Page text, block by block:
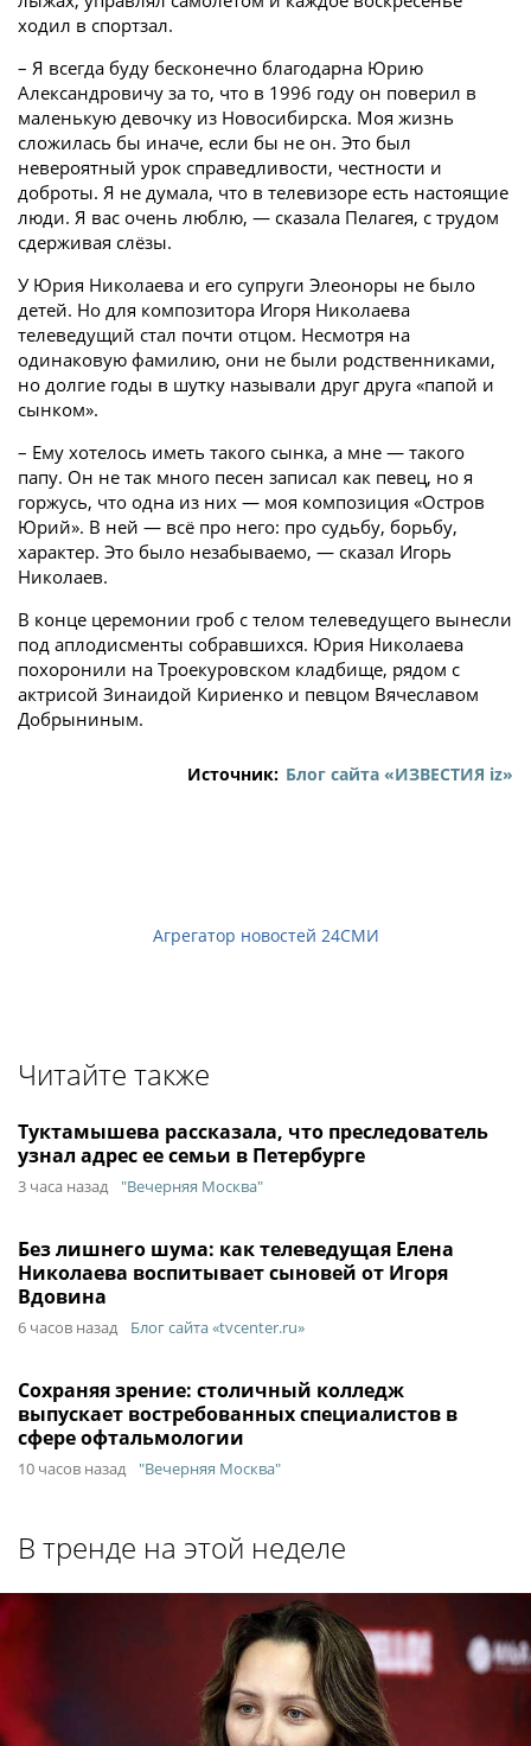
ходил в спортзал.
– Я всегда буду бесконечно благодарна Юрию
Александровичу за то, что в 1996 году он поверил в
маленькую девочку из Новосибирска. Моя жизнь
сложилась бы иначе, если бы не он. Это был
невероятный урок справедливости, честности и
доброты. Я не думала, что в телевизоре есть настоящие
люди. Я вас очень люблю, — сказала Пелагея, с трудом
сдерживая слёзы.
У Юрия Николаева и его супруги Элеоноры не было
детей. Но для композитора Игоря Николаева
телеведущий стал почти отцом. Несмотря на
одинаковую фамилию, они не были родственниками,
но долгие годы в шутку называли друг друга «папой и
сынком».
– Ему хотелось иметь такого сынка, а мне — такого
папу. Он не так много песен записал как певец, но я
горжусь, что одна из них — моя композиция «Остров
Юрий». В ней — всё про него: про судьбу, борьбу,
характер. Это было незабываемо, — сказал Игорь
Николаев.
В конце церемонии гроб с телом телеведущего вынесли
под аплодисменты собравшихся. Юрия Николаева
похоронили на Троекуровском кладбище, рядом с
актрисой Зинаидой Кириенко и певцом Вячеславом
Добрыниным.
Источник: Блог сайта «ИЗВЕСТИЯ iz»
Агрегатор новостей 24СМИ
Читайте также
Туктамышева рассказала, что преследователь
узнал адрес ее семьи в Петербурге
3 часа назад "Вечерняя Москва"
Без лишнего шума: как телеведущая Елена
Николаева воспитывает сыновей от Игоря
Вдовина
6 часов назад Блог сайта «tvcenter.ru»
Сохраняя зрение: столичный колледж
выпускает востребованных специалистов в
сфере офтальмологии
10 часов назад "Вечерняя Москва"
В тренде на этой неделе